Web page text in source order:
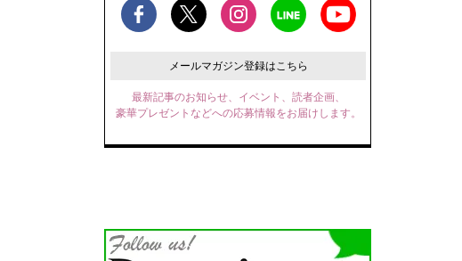
メールマガジン登録はこちら
最新記事のお知らせ、イベント、読者企画、
豪華プレゼントなどへの応募情報をお届けします。